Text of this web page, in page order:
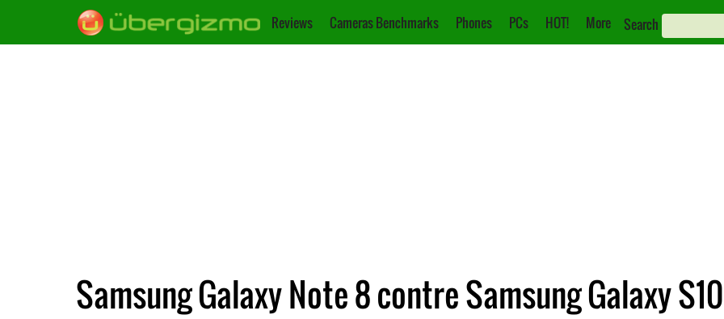
Reviews Cameras Benchmarks Phones PCs HOT! More Search
Samsung Galaxy Note 8 contre Samsung Galaxy